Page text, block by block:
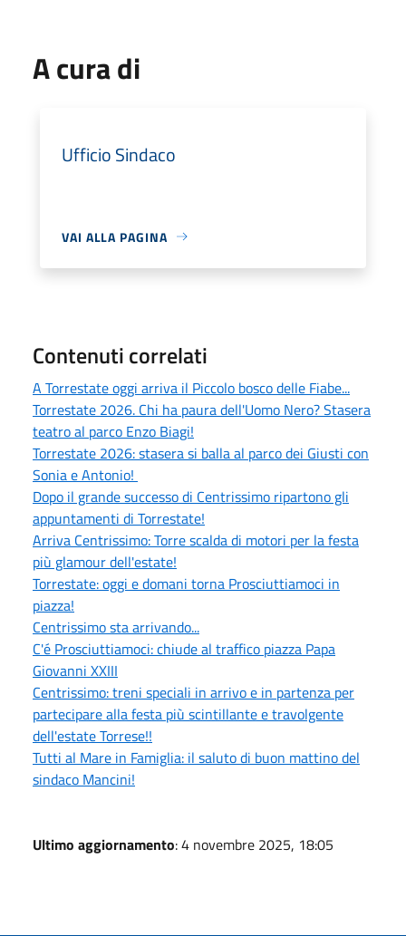
A cura di
Ufficio Sindaco
VAI ALLA PAGINA
Contenuti correlati
A Torrestate oggi arriva il Piccolo bosco delle Fiabe...
Torrestate 2026. Chi ha paura dell'Uomo Nero? Stasera
teatro al parco Enzo Biagi!
Torrestate 2026: stasera si balla al parco dei Giusti con
Sonia e Antonio!
Dopo il grande successo di Centrissimo ripartono gli
appuntamenti di Torrestate!
Arriva Centrissimo: Torre scalda di motori per la festa
più glamour dell'estate!
Torrestate: oggi e domani torna Prosciuttiamoci in
piazza!
Centrissimo sta arrivando...
C'é Prosciuttiamoci: chiude al traffico piazza Papa
Giovanni XXIII
Centrissimo: treni speciali in arrivo e in partenza per
partecipare alla festa più scintillante e travolgente
dell'estate Torrese!!
Tutti al Mare in Famiglia: il saluto di buon mattino del
sindaco Mancini!
Ultimo aggiornamento: 4 novembre 2025, 18:05